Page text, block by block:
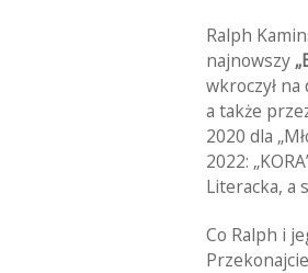
Ralph
najnowszy
wkroczył
a także
2020 dla
2022:
Literacka, a
Co Ralph i